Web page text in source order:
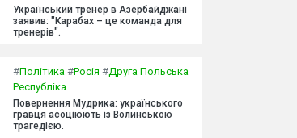
Український тренер в Азербайджані
заявив: "Карабах – це команда для
тренерів".
#Політика #Росія #Друга Польська
Республіка
Повернення Мудрика: українського
гравця асоціюють із Волинською
трагедією.